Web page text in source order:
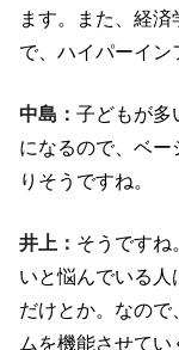
ます。また、経
で、ハイパーイン
中島： 子どもが多
になるので、ベ
りそうですね。
井上： そうですね
いと悩んでいる人
だけとか。なので
ムを機能させてい